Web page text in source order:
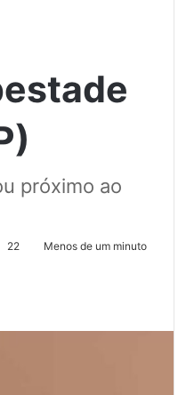
próximo ao
22 Menos de um minuto